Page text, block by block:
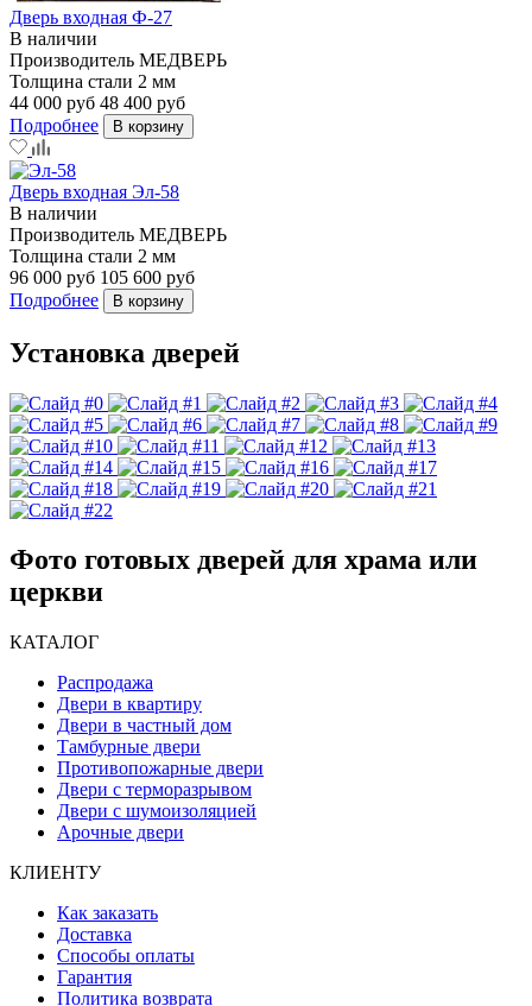
Дверь входная Ф-27
В наличии
Производитель МЕДВЕРЬ
Толщина стали 2 мм
44 000 руб 48 400 руб
Подробнее
В корзину
Дверь входная Эл-58
В наличии
Производитель МЕДВЕРЬ
Толщина стали 2 мм
96 000 руб 105 600 руб
Подробнее
В корзину
Установка дверей
Фото готовых дверей для храма или
церкви
КАТАЛОГ
Распродажа
Двери в квартиру
Двери в частный дом
Тамбурные двери
Противопожарные двери
Двери с терморазрывом
Двери с шумоизоляцией
Арочные двери
КЛИЕНТУ
Как заказать
Доставка
Способы оплаты
Гарантия
Политика возврата